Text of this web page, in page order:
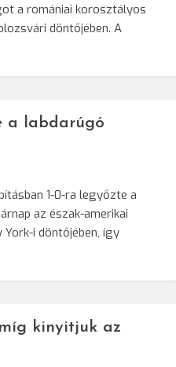
a romániai korosztályos
döntőjében. A
a labdarúgó
1-0-ra legyőzte a
az észak-amerikai
i döntőjében, így
kinyitjuk az